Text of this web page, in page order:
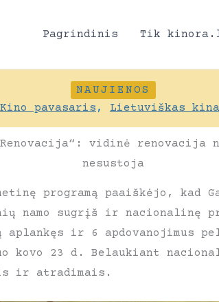
Pagrindinis Tik
NAUJIENOS
Kino pavasaris , Lietuviškas
vidinė
nesustoja
programą paaiškėjo, kad
namo sugrįš ir nacionalinę
ir 6 apdovanojimus
kovo 23 d. Belaukiant
ir atradimais.